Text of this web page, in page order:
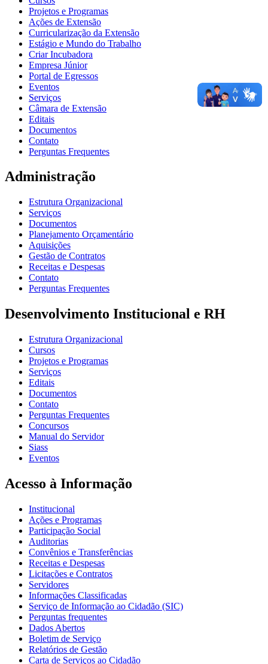
Projetos e Programas
Ações de Extensão
Curricularização da Extensão
Estágio e Mundo do Trabalho
Criar Incubadora
Empresa Júnior
Portal de Egressos
Eventos
Serviços
Câmara de Extensão
Editais
Documentos
Contato
Perguntas Frequentes
Administração
Estrutura Organizacional
Serviços
Documentos
Planejamento Orçamentário
Aquisições
Gestão de Contratos
Receitas e Despesas
Contato
Perguntas Frequentes
Desenvolvimento Institucional e RH
Estrutura Organizacional
Cursos
Projetos e Programas
Serviços
Editais
Documentos
Contato
Perguntas Frequentes
Concursos
Manual do Servidor
Siass
Eventos
Acesso à Informação
Institucional
Ações e Programas
Participação Social
Auditorias
Convênios e Transferências
Receitas e Despesas
Licitações e Contratos
Servidores
Informações Classificadas
Serviço de Informação ao Cidadão (SIC)
Perguntas frequentes
Dados Abertos
Boletim de Serviço
Relatórios de Gestão
Carta de Serviços ao Cidadão